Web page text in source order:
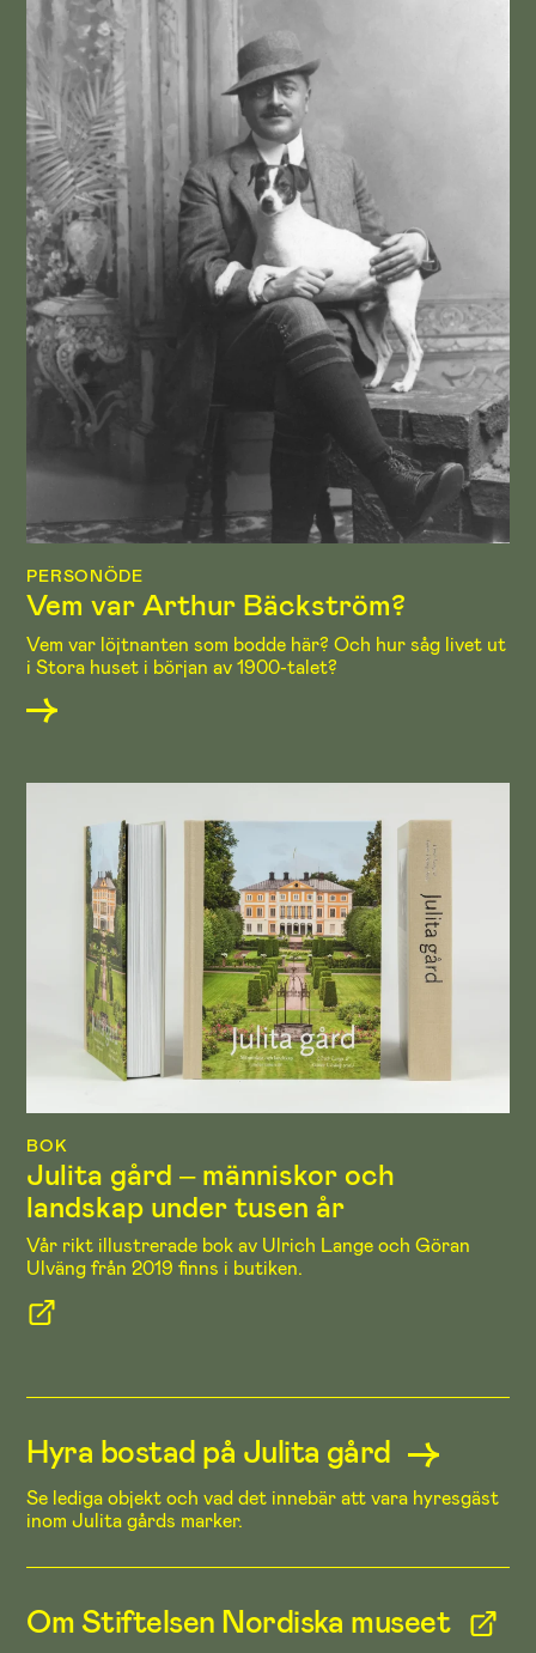
PERSONÖDE
Vem var Arthur Bäckström?
Vem var löjtnanten som bodde här? Och hur såg livet ut
i Stora huset i början av 1900-talet?
BOK
Julita gård – människor och
landskap under tusen år
Vår rikt illustrerade bok av Ulrich Lange och Göran
Ulväng från 2019 finns i butiken.
Hyra bostad på Julita gård
Se lediga objekt och vad det innebär att vara hyresgäst
inom Julita gårds marker.
Om Stiftelsen Nordiska museet